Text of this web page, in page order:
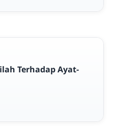
Terhadap Ayat-